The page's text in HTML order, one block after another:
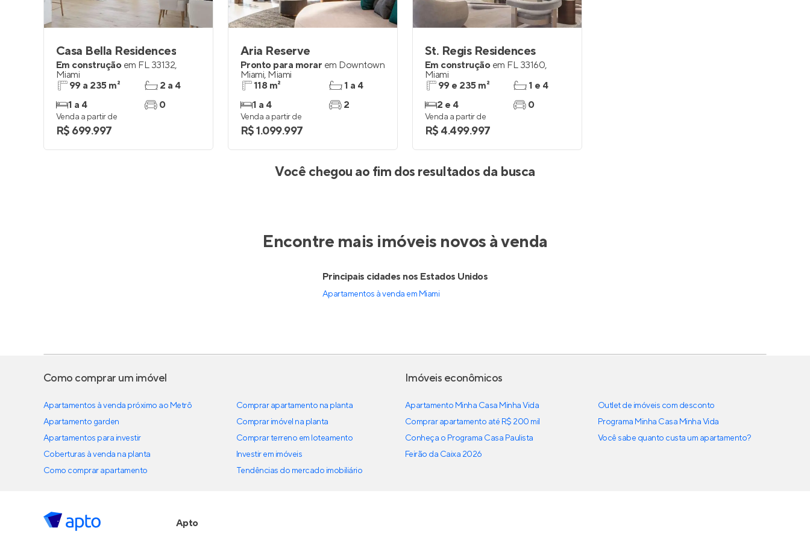
Entrar no Apto
Casa Bella Residences
Em construção em FL 33132,
Miami
99 a 235 m²
1 a 4
2 a 4
0
Venda a partir de
R$ 699.997
Aria Reserve
Pronto para morar em Downtown
Miami, Miami
118 m²
1 a 4
1 a 4
2
Venda a partir de
R$ 1.099.997
St. Regis Residences
Em construção em FL 33160,
Miami
99 e 235 m²
2 e 4
1 e 4
0
Venda a partir de
R$ 4.499.997
Você chegou ao fim dos resultados da busca
Encontre mais imóveis novos à venda
Principais cidades nos Estados Unidos
Apartamentos à venda em Miami
Como comprar um imóvel
Apartamentos à venda próximo ao Metrô
Apartamento garden
Apartamentos para investir
Coberturas à venda na planta
Como comprar apartamento
Comprar apartamento na planta
Comprar imóvel na planta
Comprar terreno em loteamento
Investir em imóveis
Tendências do mercado imobiliário
Imóveis econômicos
Apartamento Minha Casa Minha Vida
Comprar apartamento até R$ 200 mil
Conheça o Programa Casa Paulista
Feirão da Caixa 2026
Outlet de imóveis com desconto
Programa Minha Casa Minha Vida
Você sabe quanto custa um apartamento?
Apto